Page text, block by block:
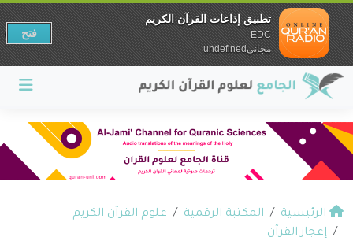
الرئيسية المكتبة الرقمية
علوم القرآن الكريم
إعجاز القرآن
تطبيق إذاعات القرآن الكريم
EDC
مجانيundefined
فتح